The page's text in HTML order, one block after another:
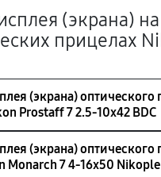
(экрана)
прицелах
(экрана) оптического
Prostaff 7 2.5-10x42 BDC
(экрана) оптического
Monarch 7 4-16x50